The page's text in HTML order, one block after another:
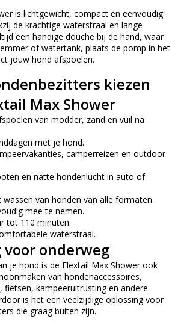
is lichtgewicht, compact en eenvoudig
de krachtige waterstraal en lange
een handige douche bij de hand, waar
of watertank, plaats de pomp in het
jouw hond afspoelen.
kiezen
Max Shower
van modder, zand en vuil na
met je hond.
camperreizen en outdoor
en natte hondenlucht in auto of
van honden van alle formaten.
mee te nemen.
tot 110 minuten.
waterstraal.
voor onderweg
je hond is de Flextail Max Shower ook
van hondenaccessoires,
fietsen, kampeeruitrusting en andere
is het een veelzijdige oplossing voor
die graag buiten zijn.